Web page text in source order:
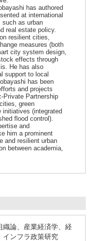
has authored
at international
such as urban
real estate policy.
resilient cities,
measures (both
city system design,
effects through
He has also
support to local
has been
and projects
Private Partnership
green
initiatives (integrated
flood control).
and
him a prominent
and resilient urban
between academia,
論、産業経済学、経
インフラ政策研究